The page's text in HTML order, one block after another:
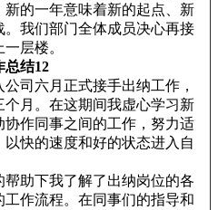
新的一年意味着新的起点、新
。我们部门全体成员决心再接
层楼。
总结12
司六月正式接手出纳工作，
个月。在这期间我虚心学习新
协作同事之间的工作，努力适
以快的速度和好的状态进入自
助下我了解了出纳岗位的各
工作流程。在同事们的指导和